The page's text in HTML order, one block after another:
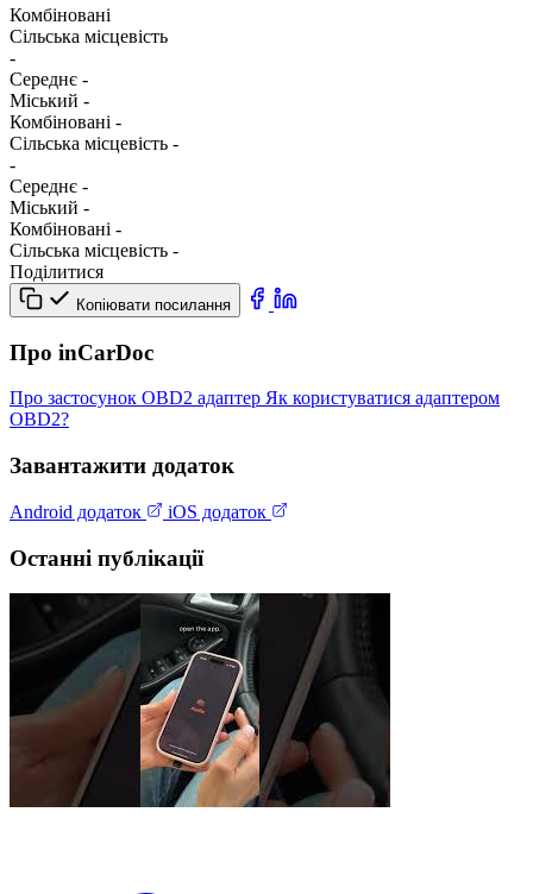
Комбіновані
Сільська місцевість
-
Середнє -
Міський -
Комбіновані -
Сільська місцевість -
-
Середнє -
Міський -
Комбіновані -
Сільська місцевість -
Поділитися
Копіювати посилання
Про inCarDoc
Про застосунок OBD2 адаптер Як користуватися адаптером
OBD2?
Завантажити додаток
Android додаток iOS додаток
Останні публікації